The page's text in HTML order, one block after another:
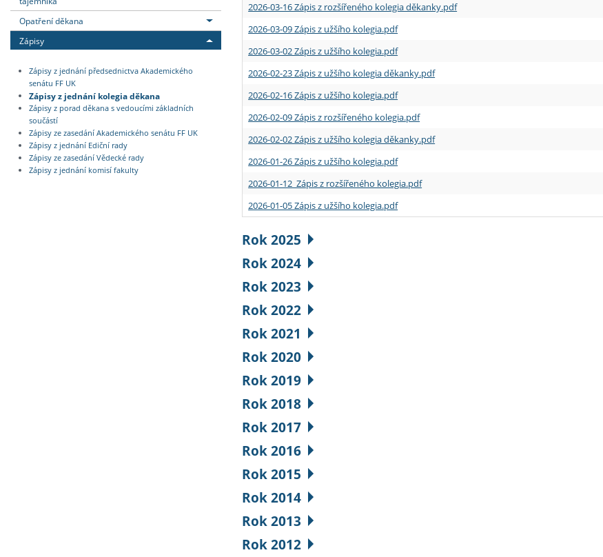
Opatření děkana
Zápisy
Zápisy z jednání předsednictva Akademického
senátu FF UK
Zápisy z jednání kolegia děkana
Zápisy z porad děkana s vedoucími základních
součástí
Zápisy ze zasedání Akademického senátu FF UK
Zápisy z jednání Ediční rady
Zápisy ze zasedání Vědecké rady
Zápisy z jednání komisí fakulty
2026-03-16 Zápis z rozšířeného kolegia děkanky.pdf
2026-03-09 Zápis z užšího kolegia.pdf
2026-03-02 Zápis z užšího kolegia.pdf
2026-02-23 Zápis z užšího kolegia děkanky.pdf
2026-02-16 Zápis z užšího kolegia.pdf
2026-02-09 Zápis z rozšířeného kolegia.pdf
2026-02-02 Zápis z užšího kolegia děkanky.pdf
2026-01-26 Zápis z užšího kolegia.pdf
2026-01-12 Zápis z rozšířeného kolegia.pdf
2026-01-05 Zápis z užšího kolegia.pdf
Rok 2025
Rok 2024
Rok 2023
Rok 2022
Rok 2021
Rok 2020
Rok 2019
Rok 2018
Rok 2017
Rok 2016
Rok 2015
Rok 2014
Rok 2013
Rok 2012